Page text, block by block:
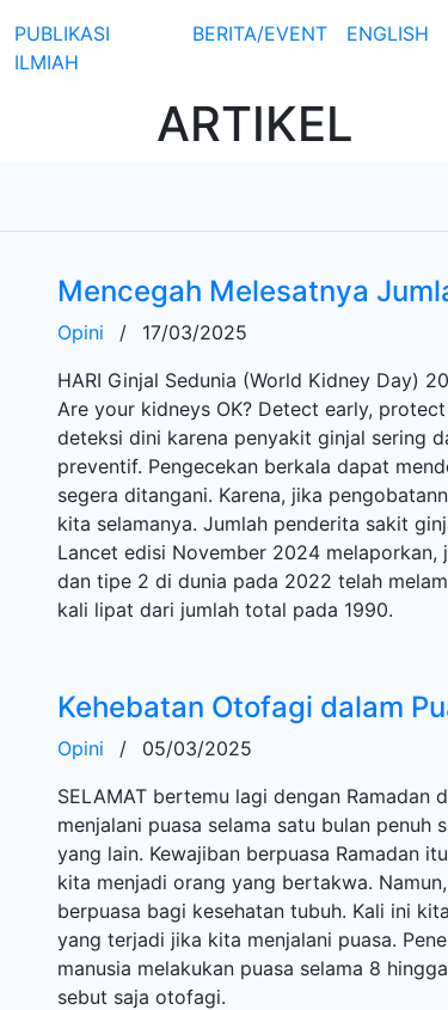
PUBLIKASI
ILMIAH
BERITA/EVENT ENGLISH
ARTIKEL
Mencegah Melesatnya
Opini /
17/03/2025
HARI Ginjal Sedunia (World Kidney Day)
Are your kidneys OK? Detect early,
deteksi dini karena penyakit ginjal sering
preventif. Pengecekan berkala dapat
segera ditangani. Karena, jika
kita selamanya. Jumlah penderita sakit
Lancet edisi November 2024
dan tipe 2 di dunia pada 2022 telah
kali lipat dari jumlah total pada 1990.
Kehebatan Otofagi dalam
Opini /
05/03/2025
SELAMAT bertemu lagi dengan Ramadan
menjalani puasa selama satu bulan penuh
yang lain. Kewajiban berpuasa Ramadan
kita menjadi orang yang bertakwa.
berpuasa bagi kesehatan tubuh. Kali ini
yang terjadi jika kita menjalani puasa.
manusia melakukan puasa selama 8
sebut saja otofagi.